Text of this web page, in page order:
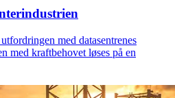
med datasentrenes
med kraftbehovet løses på en